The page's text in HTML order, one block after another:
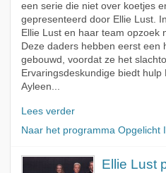
een serie die niet over koetjes
gepresenteerd door Ellie Lust.
Ellie Lust en haar team opzoek
Deze daders hebben eerst een
gebouwd, voordat ze het
Ervaringsdeskundige biedt hulp
Ayleen...
Lees verder
Naar het programma Opgelicht
Ellie Lust